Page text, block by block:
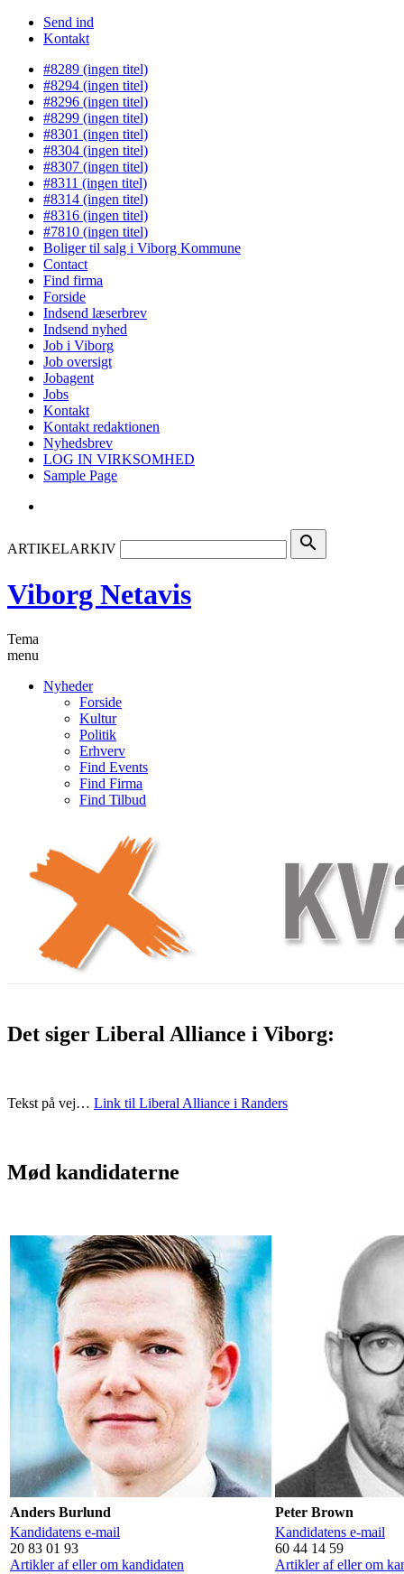
Send ind
Kontakt
#8289 (ingen titel)
#8294 (ingen titel)
#8296 (ingen titel)
#8299 (ingen titel)
#8301 (ingen titel)
#8304 (ingen titel)
#8307 (ingen titel)
#8311 (ingen titel)
#8314 (ingen titel)
#8316 (ingen titel)
#7810 (ingen titel)
Boliger til salg i Viborg Kommune
Contact
Find firma
Forside
Indsend læserbrev
Indsend nyhed
Job i Viborg
Job oversigt
Jobagent
Jobs
Kontakt
Kontakt redaktionen
Nyhedsbrev
LOG IN VIRKSOMHED
Sample Page
ARTIKELARKIV search
Viborg Netavis
Tema
menu
Nyheder
Forside
Kultur
Politik
Erhverv
Find Events
Find Firma
Find Tilbud
Det siger Liberal Alliance i Viborg:
Tekst på vej… Link til Liberal Alliance i Randers
Mød kandidaterne
Anders Burlund
Peter Brown
Kandidatens e-mail
20 83 01 93
Artikler af eller om kandidaten
Kandidatens e-mail
60 44 14 59
Artikler af eller om